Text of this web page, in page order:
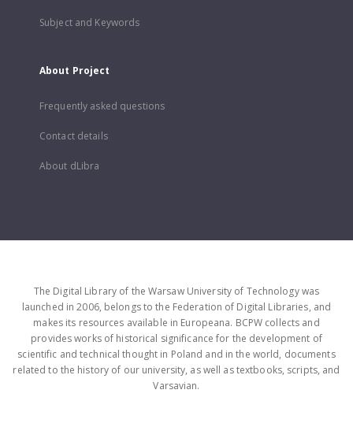
Subject and Keywords
About Project
Frequently asked questions
Contact details
About dLibra
The Digital Library of the Warsaw University of Technology was
launched in 2006, belongs to the Federation of Digital Libraries, and
makes its resources available in Europeana. BCPW collects and
provides works of historical significance for the development of
scientific and technical thought in Poland and in the world, documents
related to the history of our university, as well as textbooks, scripts, and
Varsavian.